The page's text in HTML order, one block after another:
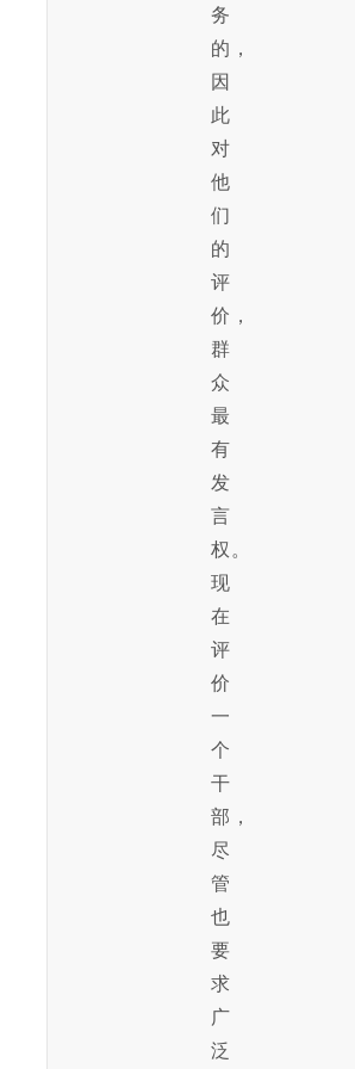
务
的，
因
此
对
他
们
的
评
价，
群
众
最
有
发
言
权。
现
在
评
价
一
个
干
部，
尽
管
也
要
求
广
泛